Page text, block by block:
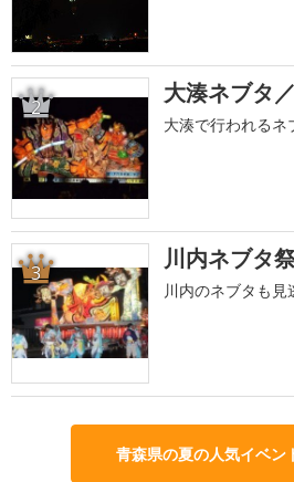
2 大湊ネブタ
大湊で行われるネ
3 川内ネブタ
川内のネブタも見
青森県の夏の人気イベン